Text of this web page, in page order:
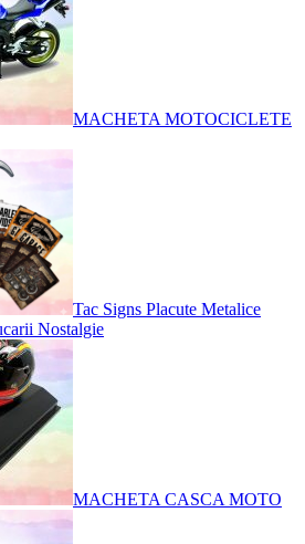
MACHETA MOTOCICLETE
Tac Signs Placute Metalice
Nostalgie
MACHETA CASCA MOTO